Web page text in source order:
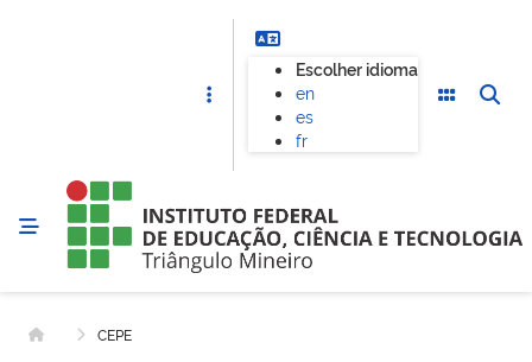
Escolher idioma
en
es
fr
Página inicial
CEPE